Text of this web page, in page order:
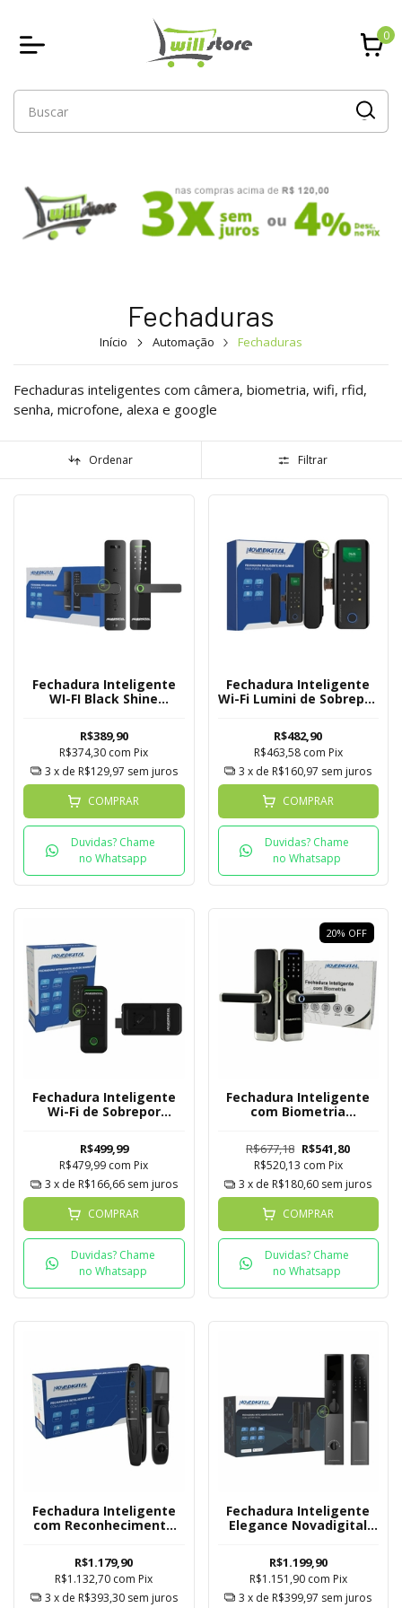
0
Fechaduras
Início Automação Fechaduras
Fechaduras inteligentes com câmera, biometria, wifi, rfid,
senha, microfone, alexa e google
Ordenar Filtrar
Fechadura Inteligente
WI-FI Black Shine
R$389,90
R$374,30 com Pix
3 x de R$129,97 sem juros
COMPRAR
Duvidas? Chame
no Whatsapp
Fechadura Inteligente
Wi-Fi Lumini de Sobrepor
Novadigital Tuya
R$482,90
R$463,58 com Pix
3 x de R$160,97 sem juros
COMPRAR
Duvidas? Chame
no Whatsapp
Fechadura Inteligente
Wi-Fi de Sobrepor
R$499,99
R$479,99 com Pix
3 x de R$166,66 sem juros
COMPRAR
Duvidas? Chame
no Whatsapp
20% OFF
Fechadura Inteligente
com Biometria
R$677,18 R$541,80
R$520,13 com Pix
3 x de R$180,60 sem juros
COMPRAR
Duvidas? Chame
no Whatsapp
Fechadura Inteligente
com Reconhecimento
R$1.179,90
R$1.132,70 com Pix
3 x de R$393,30 sem juros
Fechadura Inteligente
Elegance Novadigital
R$1.199,90
R$1.151,90 com Pix
3 x de R$399,97 sem juros